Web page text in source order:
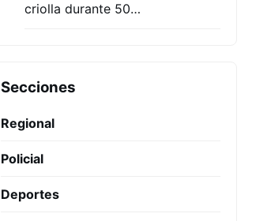
criolla durante 50…
Secciones
Regional
Policial
Deportes